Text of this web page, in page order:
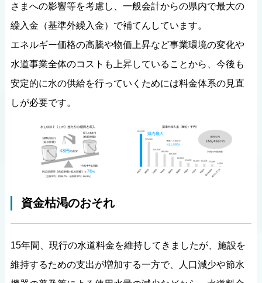
さまへの影響等を考慮し、一般会計からの県内で最大の
繰入金（基準外繰入金）で補てんしています。
エネルギー価格の高騰や物価上昇など事業環境の変化や
水道事業全体のコストも上昇していることから、今後も
安定的に水の供給を行っていくためには料金体系の見直
しが必要です。
資金枯渇のおそれ
15年間、現行の水道料金を維持してきましたが、施設を
維持するための支出が増加する一方で、人口減少や節水